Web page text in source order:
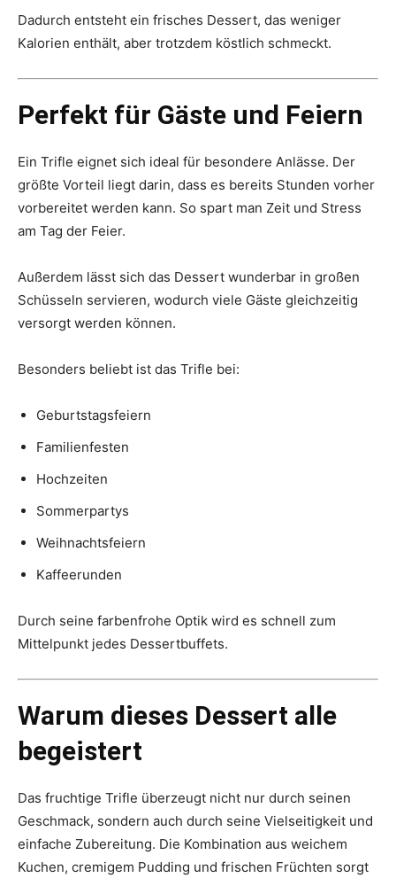
Dadurch entsteht ein frisches Dessert, das weniger
Kalorien enthält, aber trotzdem köstlich schmeckt.
Perfekt für Gäste und Feiern
Ein Trifle eignet sich ideal für besondere Anlässe. Der
größte Vorteil liegt darin, dass es bereits Stunden vorher
vorbereitet werden kann. So spart man Zeit und Stress
am Tag der Feier.
Außerdem lässt sich das Dessert wunderbar in großen
Schüsseln servieren, wodurch viele Gäste gleichzeitig
versorgt werden können.
Besonders beliebt ist das Trifle bei:
Geburtstagsfeiern
Familienfesten
Hochzeiten
Sommerpartys
Weihnachtsfeiern
Kaffeerunden
Durch seine farbenfrohe Optik wird es schnell zum
Mittelpunkt jedes Dessertbuffets.
Warum dieses Dessert alle
begeistert
Das fruchtige Trifle überzeugt nicht nur durch seinen
Geschmack, sondern auch durch seine Vielseitigkeit und
einfache Zubereitung. Die Kombination aus weichem
Kuchen, cremigem Pudding und frischen Früchten sorgt